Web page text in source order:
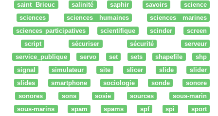
saint Brieuc
salinité saphir savoirs
science
sciences
sciences humaines
sciences marines
sciences participatives
scientifique scinder
screen
script
sécuriser sécurité
serveur
service_publique
servo set sets shapefile
shp
signal
simulateur site slicer slide
slider
slides
smartphone sociologie sonde
sonore
sonores
sons sosie sources
sous-marin
sous-marins
spam spams spf spi
sport